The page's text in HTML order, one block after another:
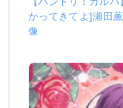
かってきてよ]瀬田
像